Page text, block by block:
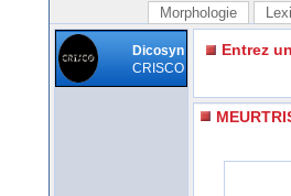
Morphologie
Dicosyn
CRISCO
Entrez